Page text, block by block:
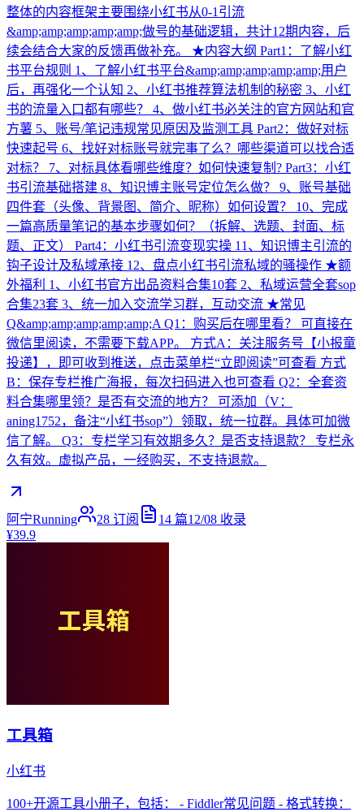
整体的内容框架主要围绕小红书从0-1引流
&amp;amp;amp;amp;amp;做号的基础逻辑，共计12期内容，后
续会结合大家的反馈再做补充。 ★内容大纲 Part1：了解小红
书平台规则 1、了解小红书平台&amp;amp;amp;amp;amp;用户
后，再强化一个认知 2、小红书推荐算法机制的秘密 3、小红
书的流量入口都有哪些？ 4、做小红书必关注的官方网站和官
方薯 5、账号/笔记违规常见原因及监测工具 Part2：做好对标
快速起号 6、找好对标账号就完事了么？哪些渠道可以找合适
对标？ 7、对标具体看哪些维度？如何快速复制? Part3：小红
书引流基础搭建 8、知识博主账号定位怎么做？ 9、账号基础
四件套（头像、背景图、简介、昵称）如何设置？ 10、完成
一篇高质量笔记的基本步骤如何？（拆解、选题、封面、标
题、正文） Part4：小红书引流变现实操 11、知识博主引流的
钩子设计及私域承接 12、盘点小红书引流私域的骚操作 ★额
外福利 1、小红书官方出品资料合集10套 2、私域运营全套sop
合集23套 3、统一加入交流学习群，互动交流 ★常见
Q&amp;amp;amp;amp;amp;A Q1：购买后在哪里看？ 可直接在
微信里阅读，不需要下载APP。 方式A：关注服务号【小报童
投递】，即可收到推送，点击菜单栏“立即阅读”可查看 方式
B：保存专栏推广海报，每次扫码进入也可查看 Q2：全套资
料合集哪里领？是否有交流的地方？ 可添加（V：
aning1752，备注“小红书sop”）领取，统一拉群。具体可加微
信了解。 Q3：专栏学习有效期多久？是否支持退款？ 专栏永
久有效。虚拟产品，一经购买，不支持退款。
阿宁Running 28 订阅 14 篇12/08 收录
¥39.9
工具箱
小红书
100+开源工具小册子，包括： - Fiddler常见问题 - 格式转换：